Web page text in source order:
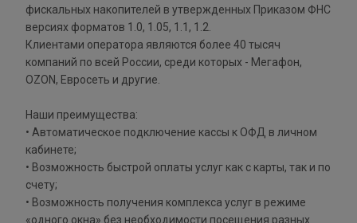
фискальных накопителей в утвержденных Приказом ФНС
версиях форматов 1.0, 1.05, 1.1, 1.2.
Клиентами оператора являются более 40 тысяч
компаний по всей России, среди которых - Мегафон,
OZON, Евросеть и другие.
Наши преимущества:
• Автоматическое подключение кассы к ОФД в личном
кабинете;
• Возможность быстрой оплаты услуг как с карты, так и по
счету;
• Возможность получения комплекса услуг в режиме
«одного окна» без необходимости посещения разных